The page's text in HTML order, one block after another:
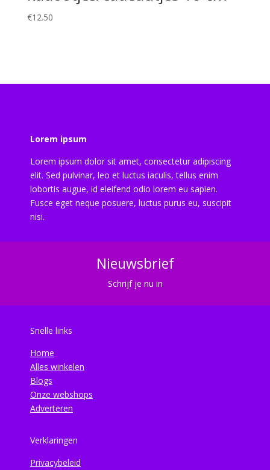
€12.50
Lorem ipsum
Lorem ipsum dolor sit amet, consectetur adipiscing
elit. Sed pulvinar, leo et luctus iaculis, tellus enim
lobortis augue, id eleifend odio lorem eu sapien.
Fusce eget neque posuere, luctus purus eu, suscipit
nisi.
Nieuwsbrief
Schrijf je nu in
Snelle links
Home
Alles winkelen
Blogs
Onze webshops
Adverteren
Verklaringen
Privacybeleid